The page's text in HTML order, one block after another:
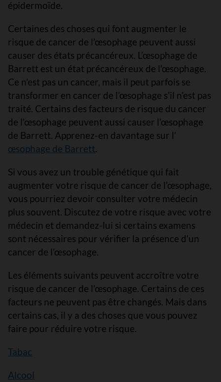
épidermoïde.
Certaines des choses qui font augmenter le
risque de cancer de l’œsophage peuvent aussi
causer des états précancéreux. L’œsophage de
Barrett est un état précancéreux de l’œsophage.
Ce n’est pas un cancer, mais il peut parfois se
transformer en cancer de l’œsophage s’il n’est pas
traité. Certains des facteurs de risque du cancer
de l’œsophage peuvent aussi causer l’œsophage
de Barrett. Apprenez-en davantage sur l’
œsophage de Barrett.
Si vous avez un trouble génétique qui fait
augmenter votre risque de cancer de l’œsophage,
vous pourriez devoir consulter votre médecin
plus souvent. Discutez de votre risque avec votre
médecin et demandez-lui si certains examens
sont nécessaires pour vérifier la présence d’un
cancer de l’œsophage.
Les éléments suivants peuvent accroître votre
risque de cancer de l’œsophage. Certains de ces
facteurs ne peuvent pas être changés. Mais dans
certains cas, il y a des choses que vous pouvez
faire pour réduire votre risque.
Tabac
Alcool